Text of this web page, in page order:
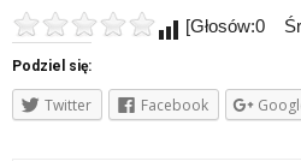
[Głosów:0
Podziel się:
Twitter Facebook